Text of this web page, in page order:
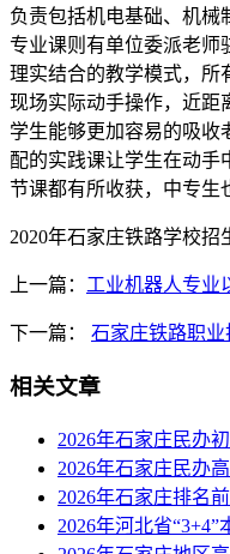
负责包括机电基础、机械
专业课则有单位委派老师
理实结合的教学模式，所
现场实际动手操作，近距
学生能够更加容易的吸收
配的实践课让学生在动手
节课都有所收获，中专生
2020年石家庄铁路学校招
上一篇： 工业机器人专业
下一篇： 石家庄铁路职业
相关文章
2026年石家庄民办
2026年石家庄民办
2026年石家庄排名
2026年河北省